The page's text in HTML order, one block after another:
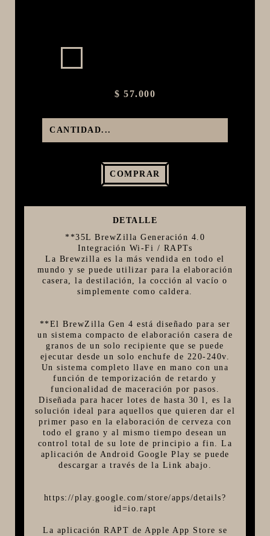
GROWLERS
KIT DE MALTAS BIRRA
HORNOS PORTÁTILES PIZZA NAPOLETANA
MASA MADRE
HARINAS ITALIANAS
HARINAS ARGENTINAS
CAFÉ
PARRILLA
MERCHANDISING
$ 57.000
COMPRAR
DETALLE
**35L BrewZilla Generación 4.0
Integración Wi-Fi / RAPTs
La Brewzilla es la más vendida en todo el
mundo y se puede utilizar para la elaboración
casera, la destilación, la cocción al vacío o
simplemente como caldera.
**El BrewZilla Gen 4 está diseñado para ser
un sistema compacto de elaboración casera de
granos de un solo recipiente que se puede
ejecutar desde un solo enchufe de 220-240v.
Un sistema completo llave en mano con una
función de temporización de retardo y
funcionalidad de maceración por pasos.
Diseñada para hacer lotes de hasta 30 l, es la
solución ideal para aquellos que quieren dar el
primer paso en la elaboración de cerveza con
todo el grano y al mismo tiempo desean un
control total de su lote de principio a fin. La
aplicación de Android Google Play se puede
descargar a través de la Link abajo.
https://play.google.com/store/apps/details?
id=io.rapt
La aplicación RAPT de Apple App Store se